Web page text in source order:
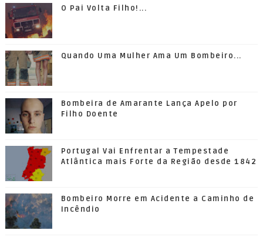
O Pai Volta Filho!...
Quando Uma Mulher Ama Um Bombeiro...
Bombeira de Amarante Lança Apelo por
Filho Doente
Portugal Vai Enfrentar a Tempestade
Atlântica mais Forte da Região desde 1842
Bombeiro Morre em Acidente a Caminho de
Incêndio